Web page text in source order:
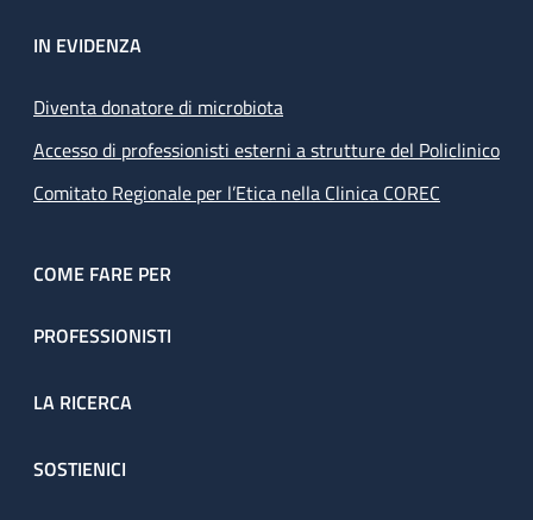
IN EVIDENZA
Diventa donatore di microbiota
Accesso di professionisti esterni a strutture del Policlinico
Comitato Regionale per l’Etica nella Clinica COREC
COME FARE PER
PROFESSIONISTI
LA RICERCA
SOSTIENICI